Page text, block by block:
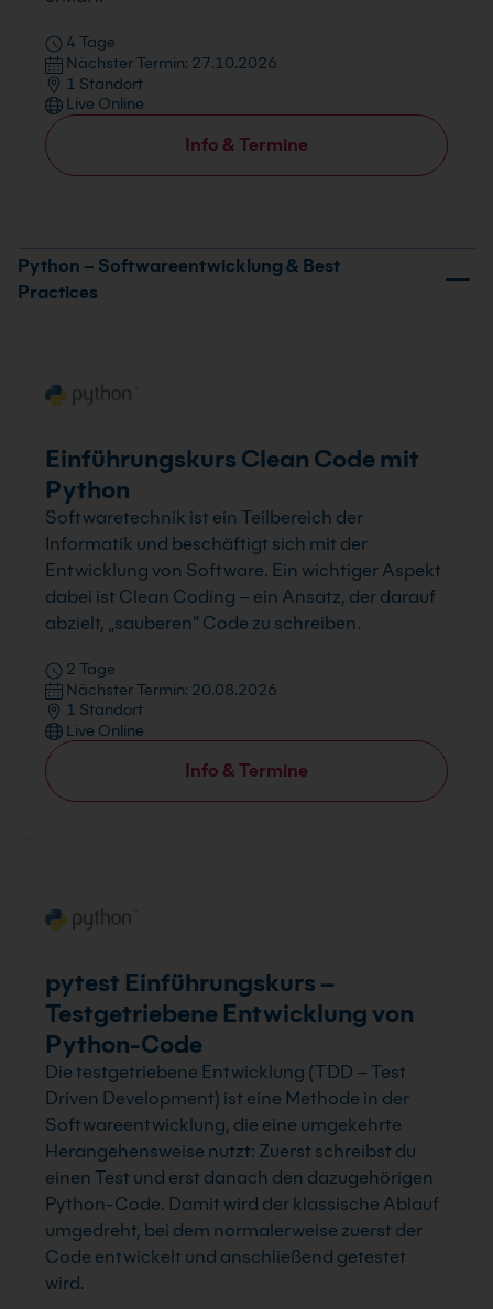
4 Tage
Nächster Termin: 27.10.2026
1 Standort
Live Online
Info & Termine
Python – Softwareentwicklung & Best
Practices
Einführungskurs Clean Code mit
Python
Softwaretechnik ist ein Teilbereich der
Informatik und beschäftigt sich mit der
Entwicklung von Software. Ein wichtiger Aspekt
dabei ist Clean Coding – ein Ansatz, der darauf
abzielt, „sauberen“ Code zu schreiben.
2 Tage
Nächster Termin: 20.08.2026
1 Standort
Live Online
Info & Termine
pytest Einführungskurs –
Testgetriebene Entwicklung von
Python-Code
Die testgetriebene Entwicklung (TDD – Test
Driven Development) ist eine Methode in der
Softwareentwicklung, die eine umgekehrte
Herangehensweise nutzt: Zuerst schreibst du
einen Test und erst danach den dazugehörigen
Python-Code. Damit wird der klassische Ablauf
umgedreht, bei dem normalerweise zuerst der
Code entwickelt und anschließend getestet
wird.